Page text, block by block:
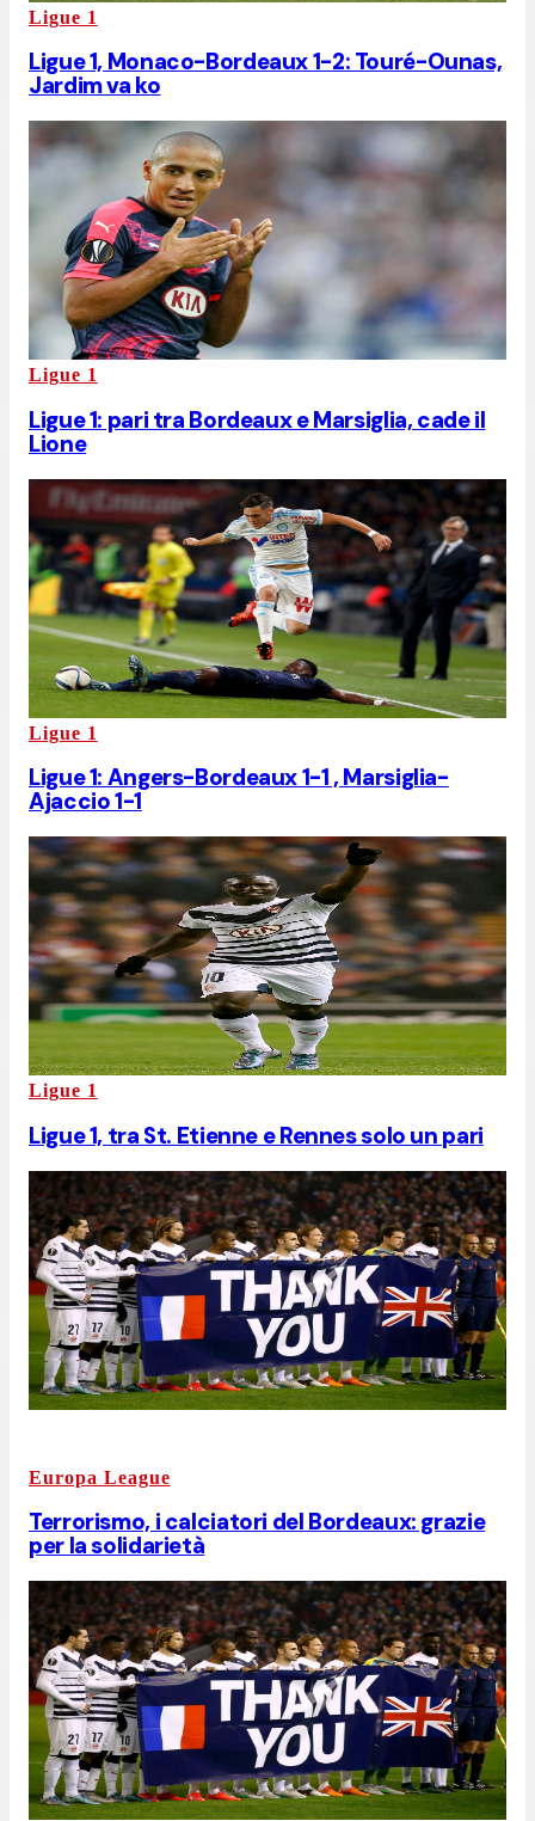
Ligue 1
Ligue 1, Monaco-Bordeaux 1-2: Touré-Ounas,
Jardim va ko
Ligue 1
Ligue 1: pari tra Bordeaux e Marsiglia, cade il
Lione
Ligue 1
Ligue 1: Angers-Bordeaux 1-1 , Marsiglia-
Ajaccio 1-1
Ligue 1
Ligue 1, tra St. Etienne e Rennes solo un pari
Europa League
Terrorismo, i calciatori del Bordeaux: grazie
per la solidarietà